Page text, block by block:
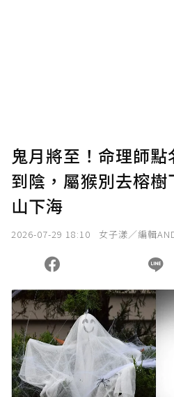
鬼月將至！命理師
到陰，屬猴別去榕
山下海
2026-07-29 18:10 女子漾／編輯